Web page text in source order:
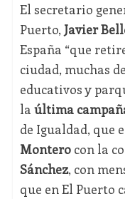
El secretario
Puerto, Javier
España “que
ciudad, muchas
educativos y
la última
de Igualdad, que
Monterocon la
Sánchez, con
que en El Puerto